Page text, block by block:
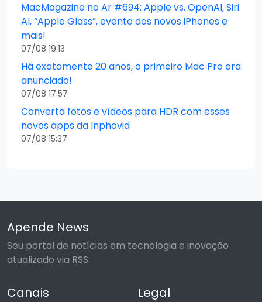
MacMagazine no Ar #694: Apple vs. OpenAI, Siri
AI, “Apple Glass”, evento dos novos iPhones e
mais!
07/08 19:13
Há exatamente 20 anos, o primeiro Mac Pro era
anunciado!
07/08 17:57
Converta fotos e vídeos para HDR com esses
novos apps da Inphovid
07/08 15:37
Apende News
Seu portal de notícias em tecnologia e inovação
atualizado via RSS.
Canais Legal